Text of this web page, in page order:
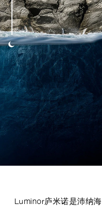
Luminor庐米诺是沛纳